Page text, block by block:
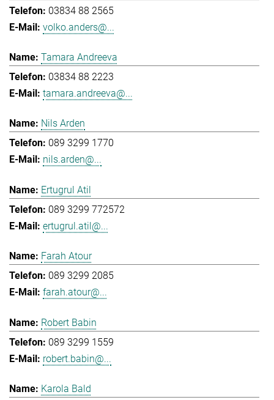
03834 88 2565
volko.anders@...
Tamara Andreeva
03834 88 2223
tamara.andreeva@...
Nils Arden
089 3299 1770
nils.arden@...
Ertugrul Atil
089 3299 772572
ertugrul.atil@...
Farah Atour
089 3299 2085
farah.atour@...
Robert Babin
089 3299 1559
robert.babin@...
Karola Bald